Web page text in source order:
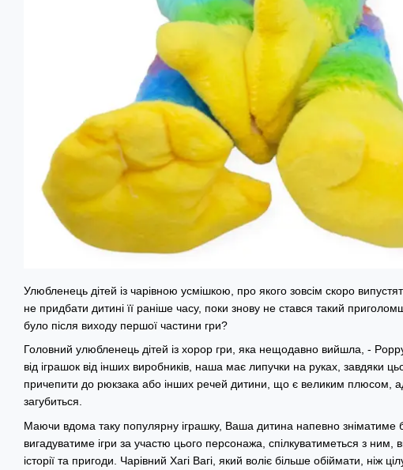
Улюбленець дітей із чарівною усмішкою, про якого зовсім скоро
не придбати дитині її раніше часу, поки знову не стався такий
було після виходу першої частини гри?
Головний улюбленець дітей із хорор гри, яка нещодавно вийшла, -
від іграшок від інших виробників, наша має липучки на руках, завдяки
причепити до рюкзака або інших речей дитини, що є великим плюсом,
загубиться.
Маючи вдома таку популярну іграшку, Ваша дитина напевно зніматиме
вигадуватиме ігри за участю цього персонажа, спілкуватиметься з ним,
історії та пригоди. Чарівний Хагі Вагі, який воліє більше обіймати, ніж